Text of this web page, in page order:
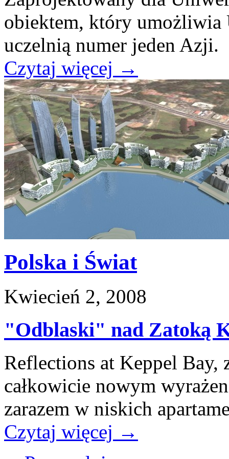
obiektem, który umożliwia
uczelnią numer jeden Azji.
Czytaj więcej →
Polska i Świat
Kwiecień 2, 2008
"Odblaski" nad Zatoką
Reflections at Keppel Bay,
całkowicie nowym
zarazem w niskich
Czytaj więcej →